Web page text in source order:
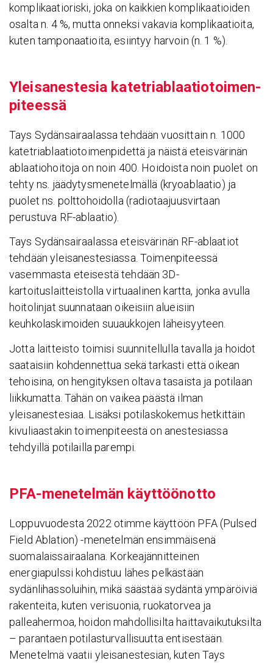
komplikaatioriski, joka on kaikkien komplikaatioiden
osalta n. 4 %, mutta onneksi vakavia komplikaatioita,
kuten tamponaatioita, esiintyy harvoin (n. 1 %).
Ylei­sa­nes­tesia katet­riablaa­tio­toi­men­
pi­teessä
Tays Sydänsairaalassa tehdään vuosittain n. 1000
katetriablaatiotoimenpidettä ja näistä eteisvärinän
ablaatiohoitoja on noin 400. Hoidoista noin puolet on
tehty ns. jäädytysmenetelmällä (kryoablaatio) ja
puolet ns. polttohoidolla (radiotaajuusvirtaan
perustuva RF-ablaatio).
Tays Sydänsairaalassa eteisvärinän RF-ablaatiot
tehdään yleisanestesiassa. Toimenpiteessä
vasemmasta eteisestä tehdään 3D-
kartoituslaitteistolla virtuaalinen kartta, jonka avulla
hoitolinjat suunnataan oikeisiin alueisiin
keuhkolaskimoiden suuaukkojen läheisyyteen.
Jotta laitteisto toimisi suunnitellulla tavalla ja hoidot
saataisiin kohdennettua sekä tarkasti että oikean
tehoisina, on hengityksen oltava tasaista ja potilaan
liikkumatta. Tähän on vaikea päästä ilman
yleisanestesiaa. Lisäksi potilaskokemus hetkittäin
kivuliaastakin toimenpiteestä on anestesiassa
tehdyillä potilailla parempi.
PFA-mene­telmän käyt­töön­otto
Loppuvuodesta 2022 otimme käyttöön PFA (Pulsed
Field Ablation) -menetelmän ensimmäisenä
suomalaissairaalana. Korkeajännitteinen
energiapulssi kohdistuu lähes pelkästään
sydänlihassoluihin, mikä säästää sydäntä ympäröiviä
rakenteita, kuten verisuonia, ruokatorvea ja
palleahermoa, hoidon mahdollisilta haittavaikutuksilta
– parantaen potilasturvallisuutta entisestään.
Menetelmä vaatii yleisanestesian, kuten Tays